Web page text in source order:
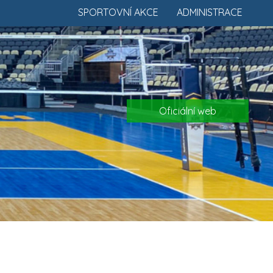
ADMINISTRACE
SPORTOVNÍ AKCE
Oficiální web